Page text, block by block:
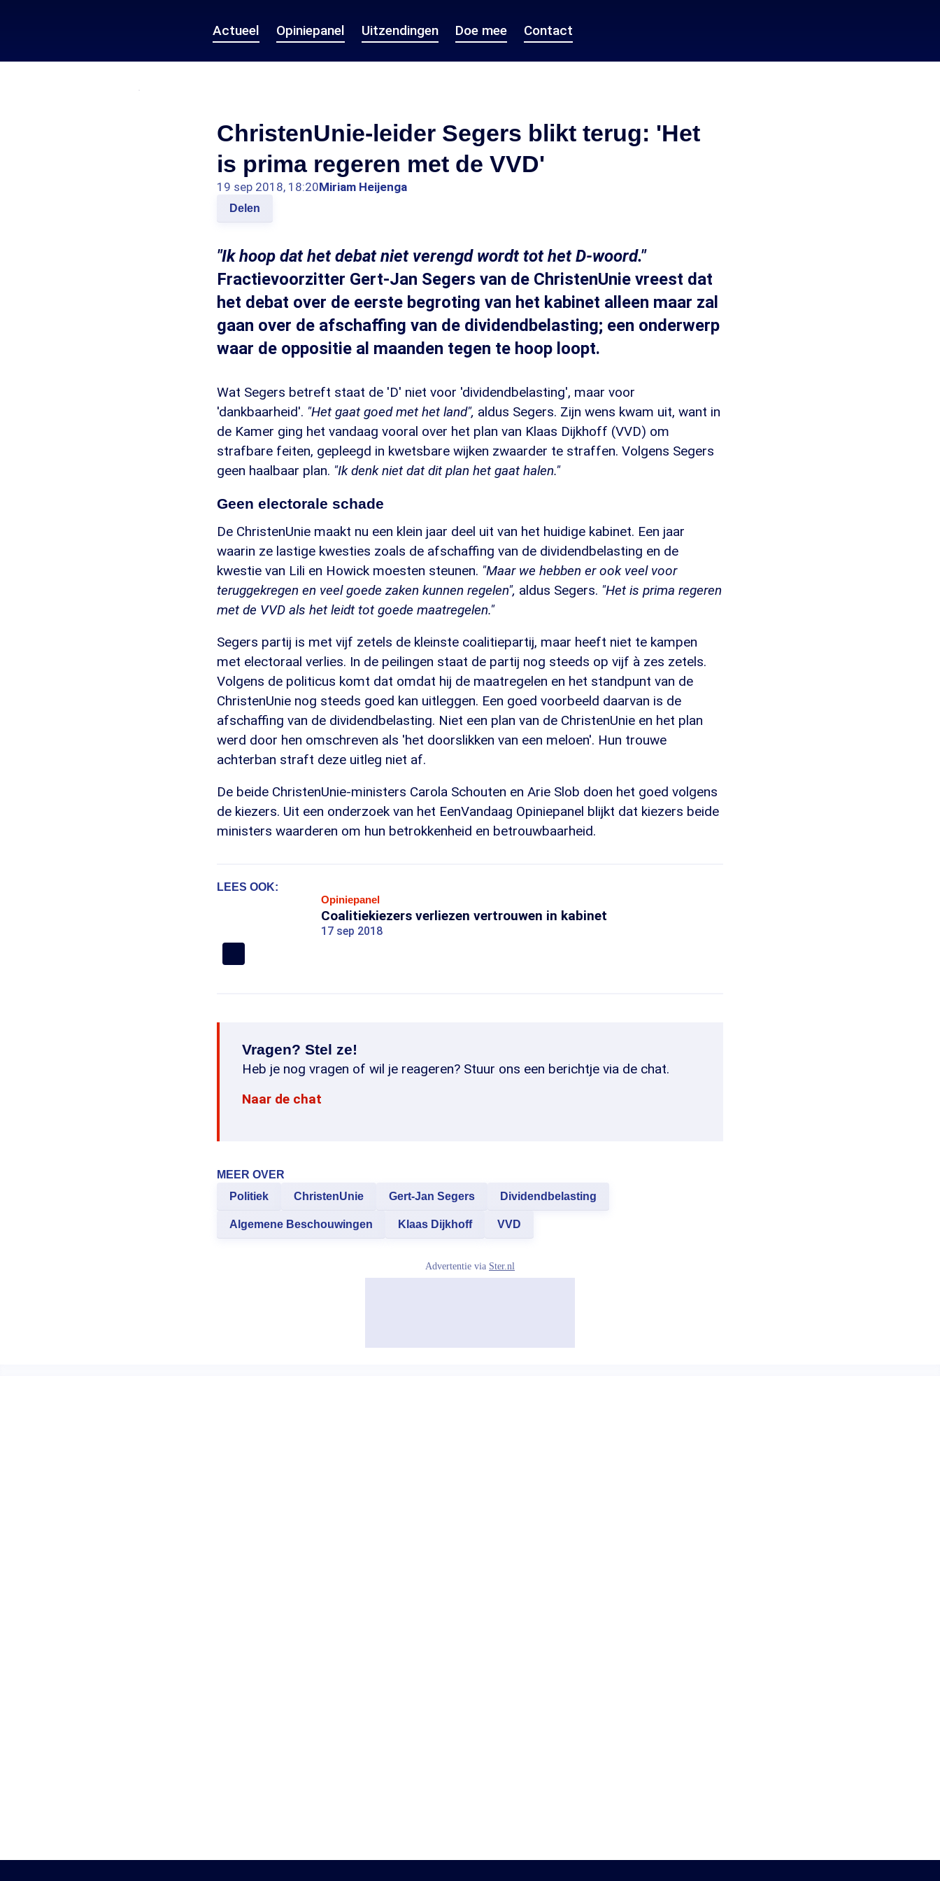
Actueel Opiniepanel Uitzendingen Doe mee Contact
ChristenUnie-leider Segers blikt terug: 'Het
is prima regeren met de VVD'
19 sep 2018, 18:20Miriam Heijenga
Delen
"Ik hoop dat het debat niet verengd wordt tot het D-woord."
Fractievoorzitter Gert-Jan Segers van de ChristenUnie vreest dat
het debat over de eerste begroting van het kabinet alleen maar zal
gaan over de afschaffing van de dividendbelasting; een onderwerp
waar de oppositie al maanden tegen te hoop loopt.
Wat Segers betreft staat de 'D' niet voor 'dividendbelasting', maar voor
'dankbaarheid'. "Het gaat goed met het land", aldus Segers. Zijn wens kwam uit, want in
de Kamer ging het vandaag vooral over het plan van Klaas Dijkhoff (VVD) om
strafbare feiten, gepleegd in kwetsbare wijken zwaarder te straffen. Volgens Segers
geen haalbaar plan. "Ik denk niet dat dit plan het gaat halen."
Geen electorale schade
De ChristenUnie maakt nu een klein jaar deel uit van het huidige kabinet. Een jaar
waarin ze lastige kwesties zoals de afschaffing van de dividendbelasting en de
kwestie van Lili en Howick moesten steunen. "Maar we hebben er ook veel voor
teruggekregen en veel goede zaken kunnen regelen", aldus Segers. "Het is prima regeren
met de VVD als het leidt tot goede maatregelen."
Segers partij is met vijf zetels de kleinste coalitiepartij, maar heeft niet te kampen
met electoraal verlies. In de peilingen staat de partij nog steeds op vijf à zes zetels.
Volgens de politicus komt dat omdat hij de maatregelen en het standpunt van de
ChristenUnie nog steeds goed kan uitleggen. Een goed voorbeeld daarvan is de
afschaffing van de dividendbelasting. Niet een plan van de ChristenUnie en het plan
werd door hen omschreven als 'het doorslikken van een meloen'. Hun trouwe
achterban straft deze uitleg niet af.
De beide ChristenUnie-ministers Carola Schouten en Arie Slob doen het goed volgens
de kiezers. Uit een onderzoek van het EenVandaag Opiniepanel blijkt dat kiezers beide
ministers waarderen om hun betrokkenheid en betrouwbaarheid.
LEES OOK:
Opiniepanel
Coalitiekiezers verliezen vertrouwen in kabinet
17 sep 2018
Vragen? Stel ze!
Heb je nog vragen of wil je reageren? Stuur ons een berichtje via de chat.
Naar de chat
MEER OVER
Politiek
ChristenUnie Gert-Jan Segers Dividendbelasting
Algemene Beschouwingen Klaas Dijkhoff VVD
Advertentie via Ster.nl